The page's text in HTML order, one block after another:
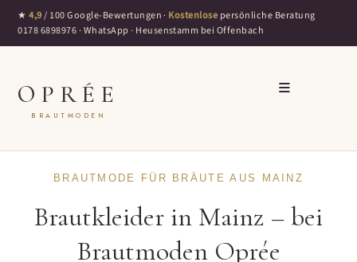
★4,9/ 100 Google-Bewertungen · Kostenlose persönliche Beratung
0178 6898976 ·WhatsApp · Heusenstamm bei Offenbach
OPRÉE
BRAUTMODEN
≡
BRAUTMODE FÜR BRÄUTE AUS MAINZ
Brautkleider in Mainz – bei
Brautmoden Oprée